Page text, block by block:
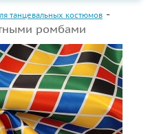
танцевальных костюмов
ромбами